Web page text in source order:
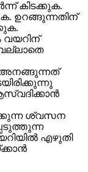
കിടക്കുക.
ഉറങ്ങുന്നതിന്
വയറിന്
ശ്വസന
എഴുതി